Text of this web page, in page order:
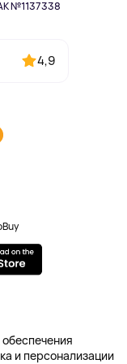
№1137338
4,9
данных
и персонализации